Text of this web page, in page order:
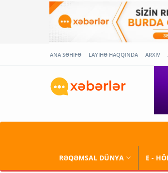
ANA SƏHİFƏ LAYİHƏ HAQQINDA ARXİV
RƏQƏMSAL DÜNYA E -